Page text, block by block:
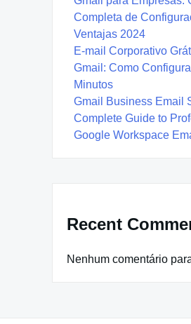
Completa de
Ventajas 2024
E-mail Corporativo
Gmail: Como
Minutos
Gmail Business Email
Complete Guide to
Google Workspace
Recent
Nenhum comentário